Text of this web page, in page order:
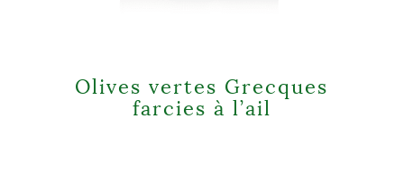
Olives vertes Grecques
farcies à l’ail